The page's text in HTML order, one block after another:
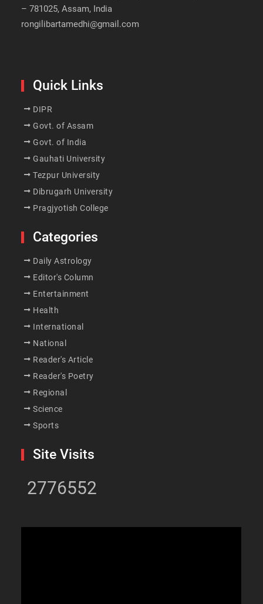
– 781025, Assam, India
rongilibartamedhi@gmail.com
Quick Links
DIPR
Govt. of Assam
Govt. of India
Gauhati University
Tezpur University
Dibrugarh University
Pragjyotish College
Categories
Daily Astrology
Editor's Column
Entertainment
Health
International
National
Reader's Article
Reader's Poetry
Regional
Science
Sports
Site Visits
2776552